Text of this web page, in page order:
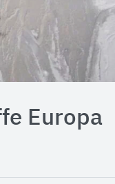
Europa